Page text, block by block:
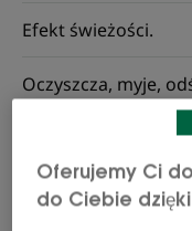
Efekt świeżości.
Oczyszcza, myje,
Oferujemy Ci
do Ciebie